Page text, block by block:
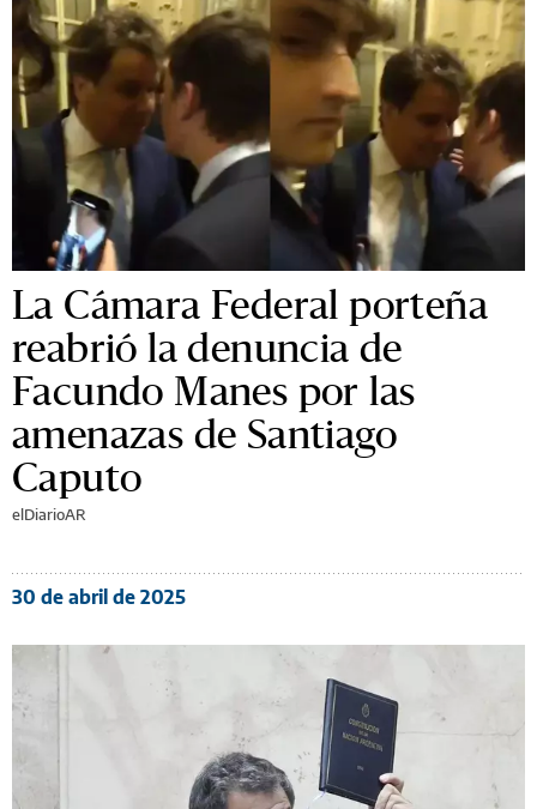
La Cámara Federal porteña
reabrió la denuncia de
Facundo Manes por las
amenazas de Santiago
Caputo
elDiarioAR
30 de abril de 2025